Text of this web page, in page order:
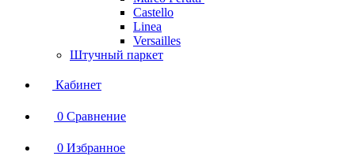
Castello
Linea
Versailles
Штучный паркет
Кабинет
0 Сравнение
0 Избранное